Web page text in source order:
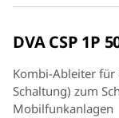
DVA CSP 1P
Kombi-Ableiter für
Schaltung) zum
Mobilfunkanlagen